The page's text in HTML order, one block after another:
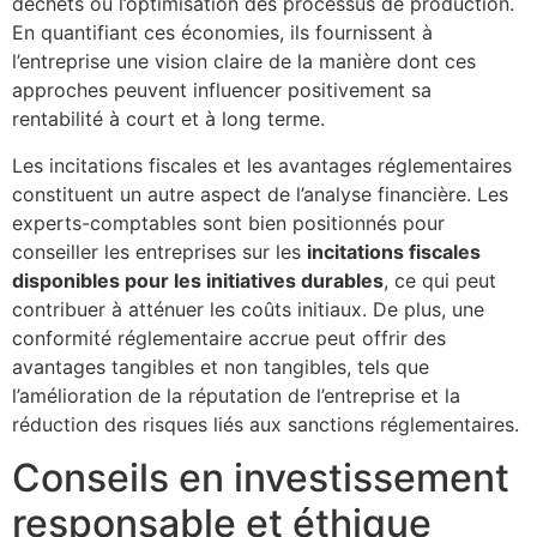
En quantifiant ces économies, ils fournissent à
l’entreprise une vision claire de la manière dont ces
approches peuvent influencer positivement sa
rentabilité à court et à long terme.
Les incitations fiscales et les avantages réglementaires
constituent un autre aspect de l’analyse financière. Les
experts-comptables sont bien positionnés pour
conseiller les entreprises sur les incitations fiscales
disponibles pour les initiatives durables, ce qui peut
contribuer à atténuer les coûts initiaux. De plus, une
conformité réglementaire accrue peut offrir des
avantages tangibles et non tangibles, tels que
l’amélioration de la réputation de l’entreprise et la
réduction des risques liés aux sanctions réglementaires.
Conseils en investissement
responsable et éthique